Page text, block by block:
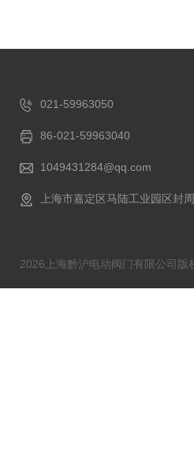
021-59963050
86-021-59963040
1049431284@qq.com
上海市嘉定区马陆工业园区封
2026上海黔沪电动阀门有限公司